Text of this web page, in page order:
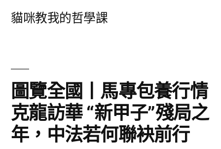
貓咪教我的哲學課
圖覽全國丨馬專包養行情
克龍訪華 “新甲子”殘局之
年，中法若何聯袂前行